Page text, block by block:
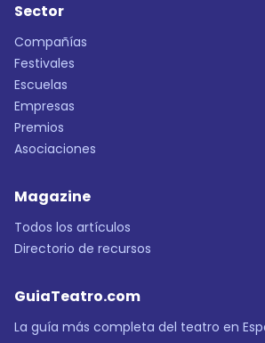
Sector
Compañías
Festivales
Escuelas
Empresas
Premios
Asociaciones
Magazine
Todos los artículos
Directorio de recursos
GuiaTeatro.com
La guía más completa del teatro en